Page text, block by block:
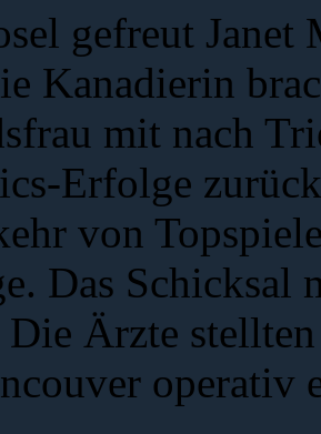
gefreut Janet
Kanadierin
mit nach
Erfolge
von
Das Schicksal
Ärzte
operativ